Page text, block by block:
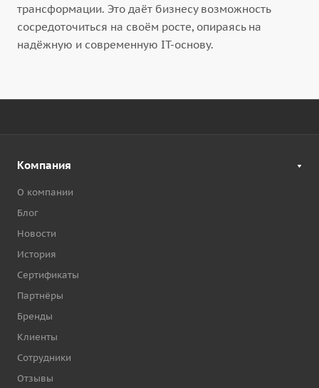
трансформации. Это даёт бизнесу возможность
сосредоточиться на своём росте, опираясь на
надёжную и современную IT-основу.
Компания
О компании
Блог
Новости
История
Сертификаты
Партнёры
Бренды
Клиенты
Сотрудники
Отзывы